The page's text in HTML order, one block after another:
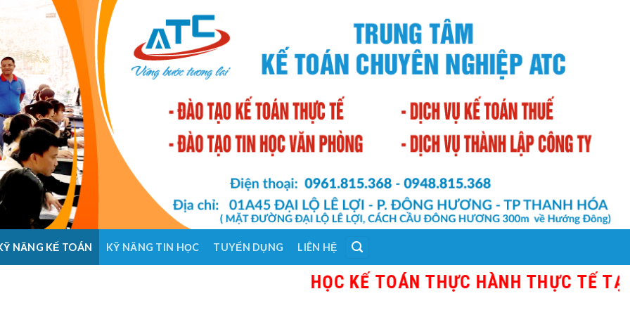
NĂNG KẾ TOÁN KỸ NĂNG TIN HỌC TUYỂN DỤNG LIÊN HỆ
HỌC KẾ TOÁN THỰC HÀNH THỰC TẾ TẠI